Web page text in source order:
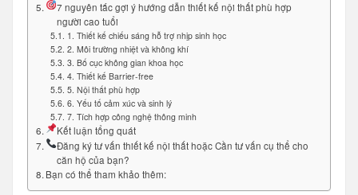
7 nguyên tắc gợi ý hướng dẫn thiết kế nội thất phù hợp
người cao tuổi
1. Thiết kế chiếu sáng hỗ trợ nhịp sinh học
2. Môi trường nhiệt và không khí
3. Bố cục không gian khoa học
4. Thiết kế Barrier-free
5. Nội thất phù hợp
6. Yếu tố cảm xúc và sinh lý
7. Tích hợp công nghệ thông minh
Kết luận tổng quát
Đăng ký tư vấn thiết kế nội thất hoặc Cần tư vấn cụ thể cho
căn hộ của bạn?
Bạn có thể tham khảo thêm: